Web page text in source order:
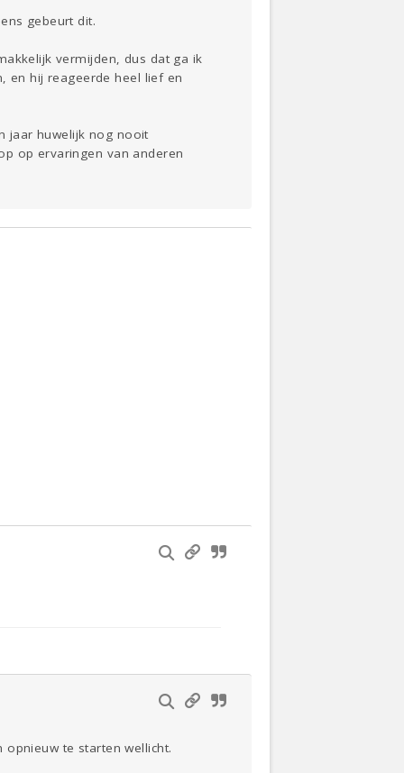
gebeurt dit.
vermijden, dus dat ga ik
en hij reageerde heel lief en
jaar huwelijk nog nooit
op ervaringen van anderen
te starten wellicht.